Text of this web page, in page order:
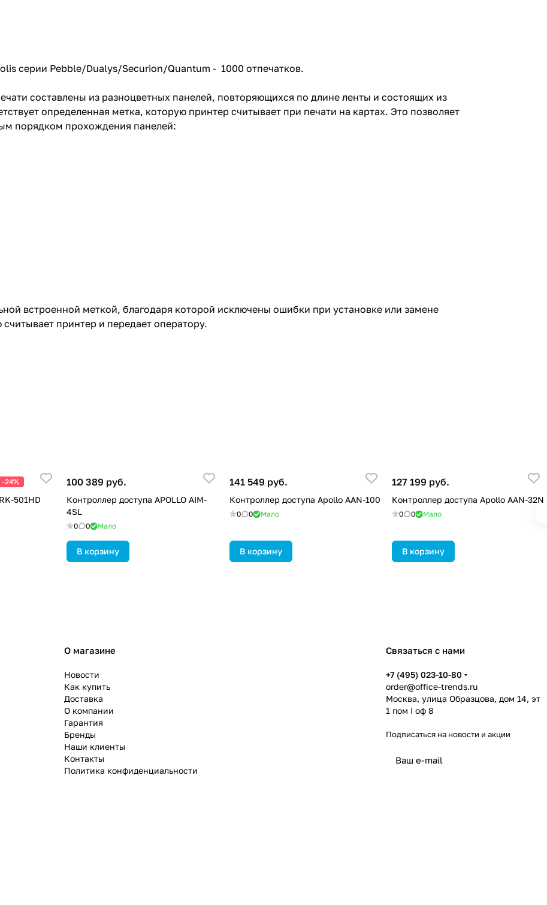
серии Pebble/Dualys/Securion/Quantum - 1000 отпечатков.
составлены из разноцветных панелей, повторяющихся по длине ленты и состоящих из
определенная метка, которую принтер считывает при печати на картах. Это позволяет
порядком прохождения панелей:
встроенной меткой, благодаря которой исключены ошибки при установке или замене
принтер и передает оператору.
-24%
501HD
100 389 руб.
Контроллер доступа APOLLO AIM-
4SL
0 0 Мало
В корзину
141 549 руб.
Контроллер доступа Apollo AAN-100
0 0 Мало
В корзину
127 199 руб.
Контроллер доступа Apollo AAN-32N
0 0 Мало
В корзину
О магазине
Новости
Как купить
Доставка
О компании
Гарантия
Бренды
Наши клиенты
Контакты
Политика конфиденциальности
Связаться с нами
+7 (495) 023-10-80
order@office-trends.ru
Москва, улица Образцова, дом 14, эт
1 пом I оф 8
Подписаться на новости и акции